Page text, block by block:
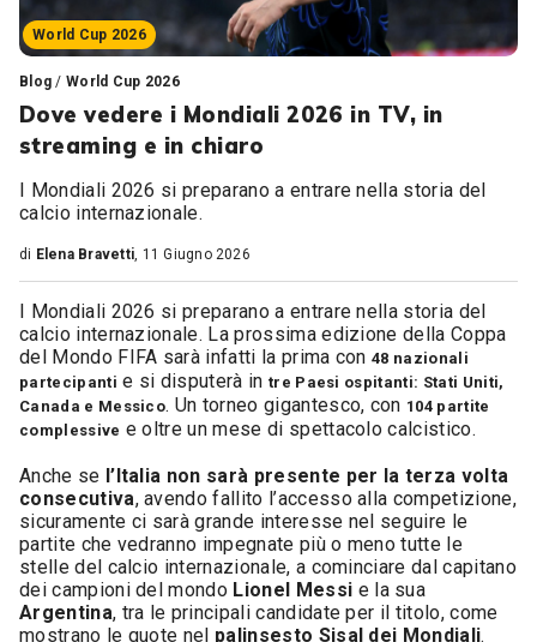
World Cup 2026
Blog / World Cup 2026
Dove vedere i Mondiali 2026 in TV, in
streaming e in chiaro
I Mondiali 2026 si preparano a entrare nella storia del
calcio internazionale.
di Elena Bravetti, 11 Giugno 2026
I Mondiali 2026 si preparano a entrare nella storia del
calcio internazionale. La prossima edizione della Coppa
del Mondo FIFA sarà infatti la prima con48 nazionali
partecipanti e si disputerà in tre Paesi ospitanti: Stati Uniti,
Canada e Messico. Un torneo gigantesco, con 104 partite
complessive e oltre un mese di spettacolo calcistico.
Anche se l’Italia non sarà presente per la terza volta
consecutiva, avendo fallito l’accesso alla competizione,
sicuramente ci sarà grande interesse nel seguire le
partite che vedranno impegnate più o meno tutte le
stelle del calcio internazionale, a cominciare dal capitano
dei campioni del mondo Lionel Messi e la sua
Argentina, tra le principali candidate per il titolo, come
mostrano le quote nel palinsesto Sisal dei Mondiali.